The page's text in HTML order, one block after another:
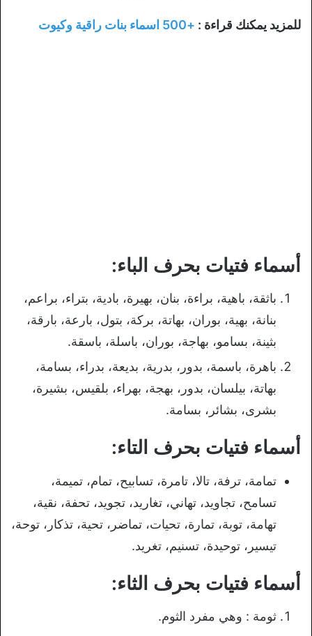
للمزيد يمكنك قراءة : +500 اسماء بنات راقية وكيوت
أسماء فتيات بحرف الباء:
باثقة، باهية، براءة، بنان، بهيرة، بادية، بتراء، براعم،
بنانة، بهية، بوران، بهاتة، بركة، بتول، بارعة، بارقة،
بثينة، بسامو، بهاجة، بوران، باسلة، باسقة.
باهرة، باسمة، بدور، بدرية، بديعة، بدراء، بسامة،
بهاتة، بيلسان، بدور، بهجة، بهراء، بلقيس، بشيرة،
بشرى، بشائر، بسامة.
أسماء فتيات بحرف التاء:
تمامة، ترفة، تالا، تامرة، تسابيح، تمام، تميمة،
تسامح، تجاويد، تهاني، تغاريد، تجويد، تحفة، نقية،
تهامة، توبة، تمارة، تحيات، تماضر، تحية، تذكار، توحة،
تيسير، توحيدة، تسنيم، تغريد.
أسماء فتيات بحرف الثاء:
ثومة : وهي مفرد الثوم.